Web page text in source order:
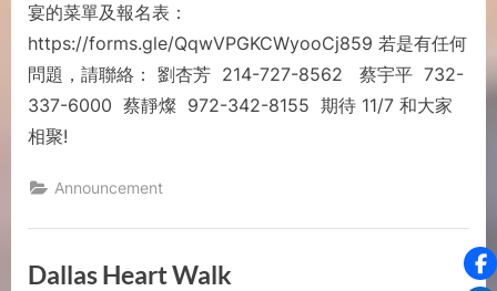
宴的菜單及報名表：
https://forms.gle/QqwVPGKCWyooCj859 若是有任何
問題，請聯絡： 劉杏芳 214-727-8562 蔡宇平 732-
337-6000 蔡靜燦 972-342-8155 期待 11/7 和大家
相聚!
Announcement
Dallas Heart Walk